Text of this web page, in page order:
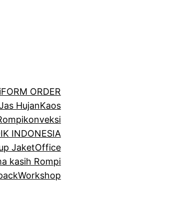
FORM ORDER
HujanKaos
konveksi
INDONESIA
JaketOffice
kasih Rompi
Workshop